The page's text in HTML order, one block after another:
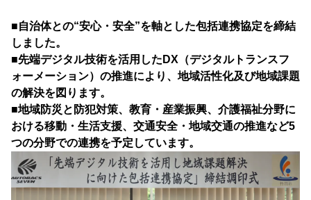
■自治体との“安心・安全”を軸とした包括連携協定を締結
しました。
■先端デジタル技術を活用したDX（デジタルトランスフ
ォーメーション）の推進により、地域活性化及び地域課題
の解決を図ります。
■地域防災と防犯対策、教育・産業振興、介護福祉分野に
おける移動・生活支援、交通安全・地域交通の推進など5
つの分野での連携を予定しています。